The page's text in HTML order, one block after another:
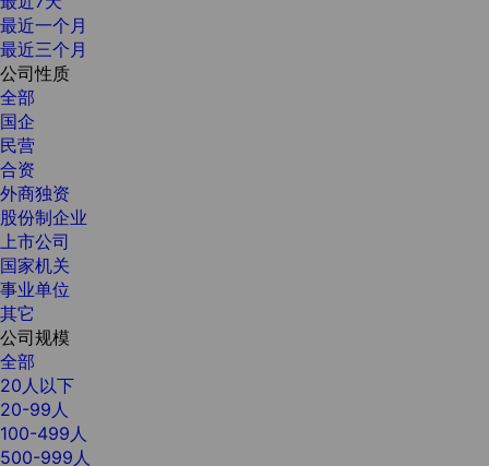
最近一个月
最近三个月
公司性质
全部
国企
民营
合资
外商独资
股份制企业
上市公司
国家机关
事业单位
其它
公司规模
全部
20人以下
20-99人
100-499人
500-999人